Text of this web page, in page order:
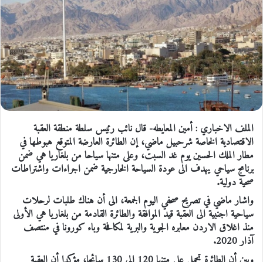
الملف الاخباري : أمين المعايطه- قال نائب رئيس سلطة منطقة العقبة
الاقتصادية الخاصة شرحبيل ماضي، إن الطائرة العارضة المتوقع هبوطها في
مطار الملك الحسين يوم غد السبت، وعلى متنها سياحا من بلغاريا هي ضمن
برنامج سياحي يهدف الى عودة السياحة الخارجية ضمن اجراءات واشتراطات
صحية دولية.
واشار ماضي في تصريح صحفي اليوم الجمعة، الى أن هناك طلبات لرحلات
سياحية اجنبية الى العقبة قيد الموافقة والطائرة القادمة من بلغاريا هي الأولى
منذ اغلاق الاردن معابره الجوية والبرية لمكافحة وباء كورونا في منتصف
آذار 2020.